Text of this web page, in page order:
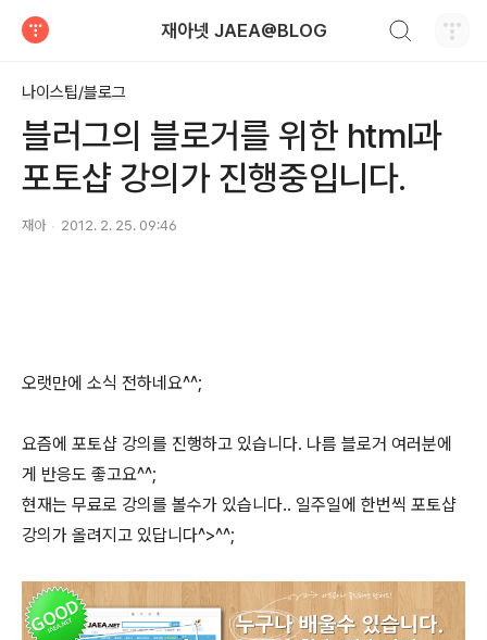
재아넷 JAEA@BLOG
나이스팁/블로그
블러그의 블로거를 위한 html과
포토샵 강의가 진행중입니다.
재아 2012. 2. 25. 09:46
오랫만에 소식 전하네요^^;
요즘에 포토샵 강의를 진행하고 있습니다. 나름 블로거 여러분에
게 반응도 좋고요^^;
현재는 무료로 강의를 볼수가 있습니다.. 일주일에 한번씩 포토샵
강의가 올려지고 있답니다^>^^;